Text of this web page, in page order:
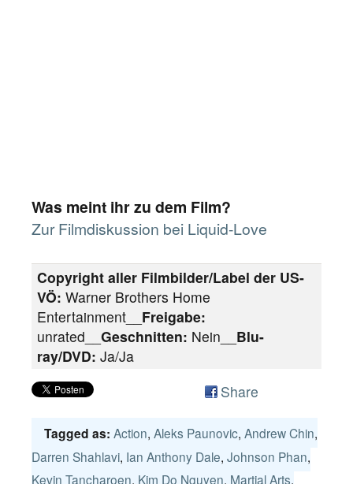
Was meint ihr zu dem Film?
Zur Filmdiskussion bei Liquid-Love
Copyright aller Filmbilder/Label der US-
VÖ: Warner Brothers Home
Entertainment__ Freigabe:
unrated__ Geschnitten: Nein__ Blu-
ray/DVD: Ja/Ja
Share
Tagged as: Action, Aleks Paunovic, Andrew Chin,
Darren Shahlavi, Ian Anthony Dale, Johnson Phan,
Kevin Tancharoen, Kim Do Nguyen, Martial Arts,